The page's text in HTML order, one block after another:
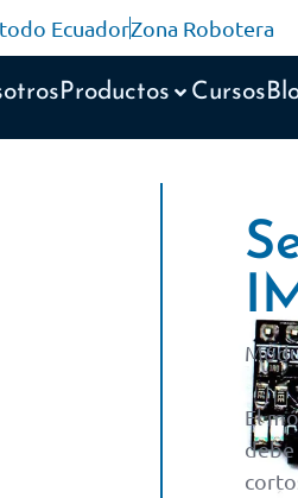
EcuadorZona Robotera
Productos Cursos
El